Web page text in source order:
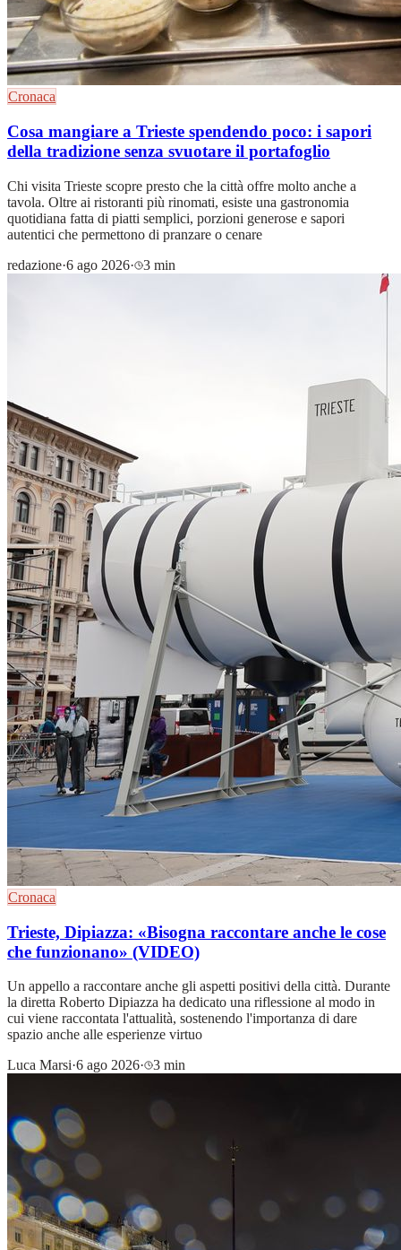
Cronaca
Cosa mangiare a Trieste spendendo poco: i sapori
della tradizione senza svuotare il portafoglio
Chi visita Trieste scopre presto che la città offre molto anche a
tavola. Oltre ai ristoranti più rinomati, esiste una gastronomia
quotidiana fatta di piatti semplici, porzioni generose e sapori
autentici che permettono di pranzare o cenare
redazione·6 ago 2026· 3 min
Cronaca
Trieste, Dipiazza: «Bisogna raccontare anche le cose
che funzionano» (VIDEO)
Un appello a raccontare anche gli aspetti positivi della città. Durante
la diretta Roberto Dipiazza ha dedicato una riflessione al modo in
cui viene raccontata l'attualità, sostenendo l'importanza di dare
spazio anche alle esperienze virtuo
Luca Marsi·6 ago 2026· 3 min